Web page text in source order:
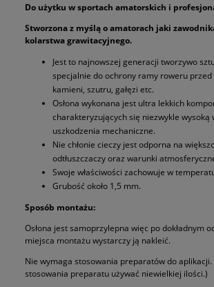
Do użytku w sportach amatorskich i
Stworzona z myślą o amatorach jaki
kolarstwa grawitacyjnego.
Jest to najnowszej generacji tworzywo
specjalnie do ochrony ramy roweru
kamieni, szutru, gałęzi etc.
Osłona wykonana jest ultra lekkich
charakteryzujących się niezwykle wysoką
uszkodzenia mechaniczne.
Nie chłonie cieczy jest odporna na
odtłuszczaczy oraz warunki
Swoje właściwości zachowuje w
Grubość około 1,5 mm.
Sposób montażu:
Osłona jest samoprzylepna więc po dokładnym
miejsca montażu wystarczy ją nakleić.
Nie wymaga stosowania preparatów do
stosowania preparatu używać niewielkiej ilości.)